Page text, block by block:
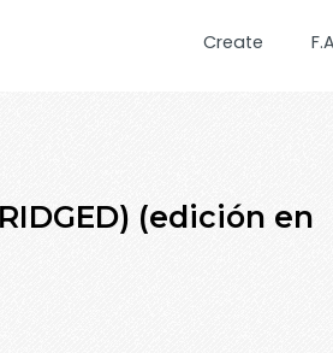
Create
(edición en